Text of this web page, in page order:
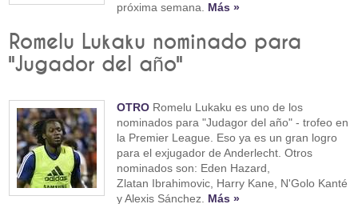
próxima semana. Más »
Romelu Lukaku nominado para
"Jugador del año"
OTRO Romelu Lukaku es uno de los
nominados para "Judagor del año" - trofeo en
la Premier League. Eso ya es un gran logro
para el exjugador de Anderlecht. Otros
nominados son: Eden Hazard,
Zlatan Ibrahimovic, Harry Kane, N'Golo Kanté
y Alexis Sánchez. Más »